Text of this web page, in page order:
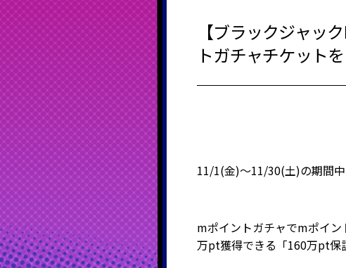
【ブラックジャッ
トガチャチケット
11/1(金)～11/30(土)の期間
mポイントガチャでmポイ
万pt獲得できる「160万pt保